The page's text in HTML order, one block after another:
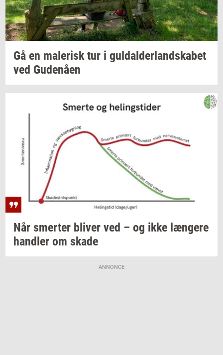
Gå en ma­le­risktur i gul­dal­der­land­ska­bet
ved Gu­denå­en
Når smer­ter bli­ver ved – og ikke læn­ge­re
hand­ler om skade
ANNONCE